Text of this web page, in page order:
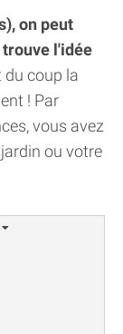
on peut
l'idée
du coup la
! Par
vous avez
ou votre